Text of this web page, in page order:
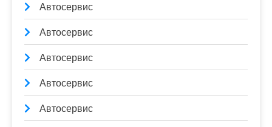
Автосервис
Автосервис
Автосервис
Автосервис
Автосервис